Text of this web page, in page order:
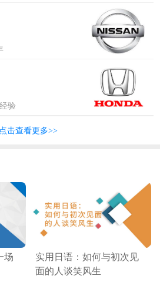
验
点击查看更多>>
场
实用日语：如何与初次见
面的人谈笑风生